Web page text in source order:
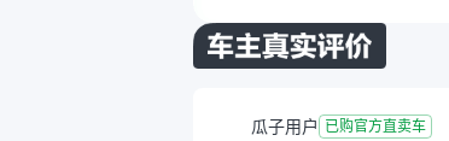
要求（通常≥300km） 您可
以根据以上信息来判断是否
瓜子用户 已购官方直卖车